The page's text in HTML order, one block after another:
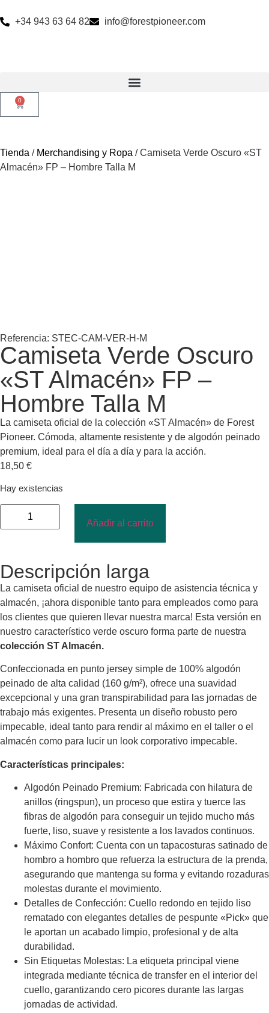
+34 943 63 64 82 info@forestpioneer.com
0
Tienda / Merchandising y Ropa / Camiseta Verde Oscuro «ST
Almacén» FP – Hombre Talla M
Referencia: STEC-CAM-VER-H-M
Camiseta Verde Oscuro
«ST Almacén» FP –
Hombre Talla M
La camiseta oficial de la colección «ST Almacén» de Forest
Pioneer. Cómoda, altamente resistente y de algodón peinado
premium, ideal para el día a día y para la acción.
18,50 €
Hay existencias
Añadir al carrito
Descripción larga
La camiseta oficial de nuestro equipo de asistencia técnica y
almacén, ¡ahora disponible tanto para empleados como para
los clientes que quieren llevar nuestra marca! Esta versión en
nuestro característico verde oscuro forma parte de nuestra
colección ST Almacén.
Confeccionada en punto jersey simple de 100% algodón
peinado de alta calidad (160 g/m²), ofrece una suavidad
excepcional y una gran transpirabilidad para las jornadas de
trabajo más exigentes. Presenta un diseño robusto pero
impecable, ideal tanto para rendir al máximo en el taller o el
almacén como para lucir un look corporativo impecable.
Características principales:
Algodón Peinado Premium: Fabricada con hilatura de
anillos (ringspun), un proceso que estira y tuerce las
fibras de algodón para conseguir un tejido mucho más
fuerte, liso, suave y resistente a los lavados continuos.
Máximo Confort: Cuenta con un tapacosturas satinado de
hombro a hombro que refuerza la estructura de la prenda,
asegurando que mantenga su forma y evitando rozaduras
molestas durante el movimiento.
Detalles de Confección: Cuello redondo en tejido liso
rematado con elegantes detalles de pespunte «Pick» que
le aportan un acabado limpio, profesional y de alta
durabilidad.
Sin Etiquetas Molestas: La etiqueta principal viene
integrada mediante técnica de transfer en el interior del
cuello, garantizando cero picores durante las largas
jornadas de actividad.